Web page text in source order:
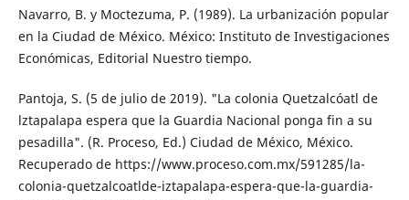
Navarro, B. y Moctezuma, P. (1989). La urba­nización popular
en la Ciudad de México. México: Instituto de Investigaciones
Econó­micas, Editorial Nuestro tiempo.
Pantoja, S. (5 de julio de 2019). "La colonia Quetzalcóatl de
lztapalapa espera que la Guardia Nacional ponga fin a su
pesadilla". (R. Proceso, Ed.) Ciudad de México, Méxi­co.
Recuperado de https://www.proceso.com.mx/591285/la-
colonia-quetzalcoatl­de-iztapalapa-espera-que-la-guardia-